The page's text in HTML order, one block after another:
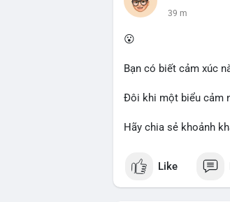
trường trong ngắn hạn
Lời khuyên cho nhà
quản lý rủi ro chặt
#61dot37btc
40 m
😮
Bạn có biết cảm xúc
Đôi khi một biểu cảm
Hãy chia sẻ khoảnh
Like